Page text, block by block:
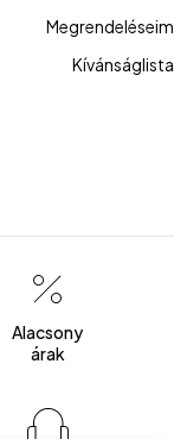
Megrendeléseim
Kívánságlista
Alacsony
árak